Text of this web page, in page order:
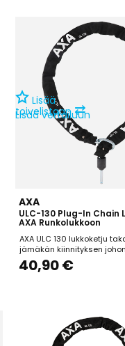
Lisää
toivelistaan ⇄
Lisää vertailuun
AXA
ULC-130 Plug-In Chain
AXA Runkolukkoon
AXA ULC 130 lukkoketju
jämäkän kiinnityksen
objektiin. Yhteensopiva AXA
runkolukon kanssa. Pituus:
40,90 €